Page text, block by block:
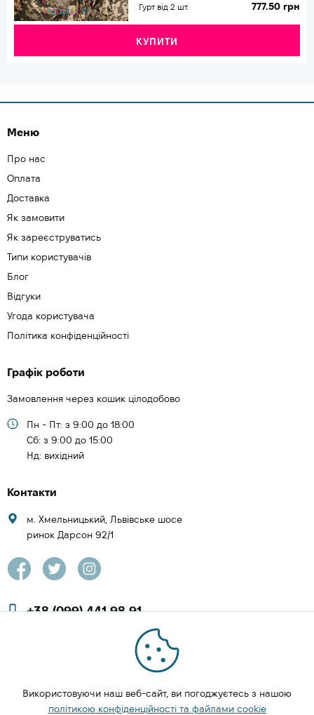
Гурт від 2 шт. 777.50 грн
КУПИТИ
Меню
Про нас
Оплата
Доставка
Як замовити
Як зареєструватись
Типи користувачів
Блог
Відгуки
Угода користувача
Політика конфіденційності
Графік роботи
Замовлення через кошик цілодобово
Пн - Пт: з 9:00 до 18:00
Cб: з 9:00 до 15:00
Нд: вихідний
Контакти
м. Хмельницький, Львівське шосе
ринок Дарсон 92/1
+38 (099) 441 98 91
+38 (097) 423 08 00
zachesa86@gmail.com
ЗАМОВИТИ ДЗВІНОК
Використовуючи наш веб-сайт, ви погоджуєтесь з нашою
політикою конфіденційності та файлами cookie